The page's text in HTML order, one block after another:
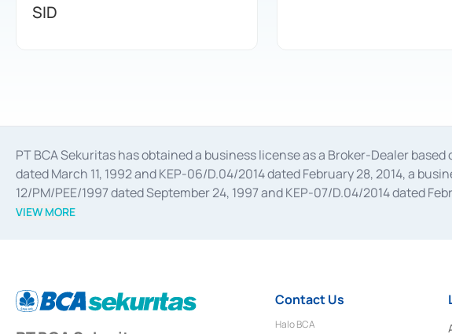
SID
PT BCA Sekuritas has obtained a business license as a Broker-Dealer
dated March 11, 1992 and KEP-06/D.04/2014 dated February 28, 2014, a
12/PM/PEE/1997 dated September 24, 1997 and KEP-07/D.04/2014 dated
divestments, and joint ventures based on the decree of the Financial
Settlement of Commercial Paper Transactions whose license was issued in
VIEW MORE
Contact Us
Halo BCA